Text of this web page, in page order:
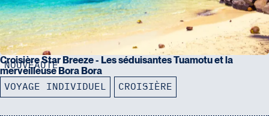
NOUVEAUTÉ
Croisière Star Breeze - Les séduisantes Tuamotu et la
merveilleuse Bora Bora
VOYAGE INDIVIDUEL CROISIÈRE